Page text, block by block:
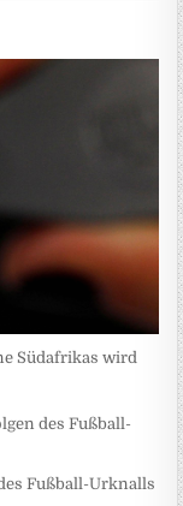
Südafrikas wird
Fußball-Urknalls